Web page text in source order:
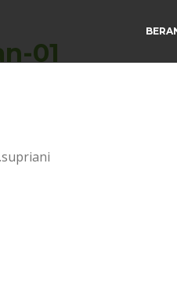
01